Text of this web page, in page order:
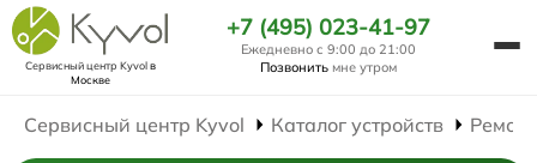
Сервисный центр Kyvolв
Москве
+7 (495) 023-41-97
Ежедневно с 9:00 до 21:00
Позвонить мне утром
Сервисный центр Kyvol Каталог устройств